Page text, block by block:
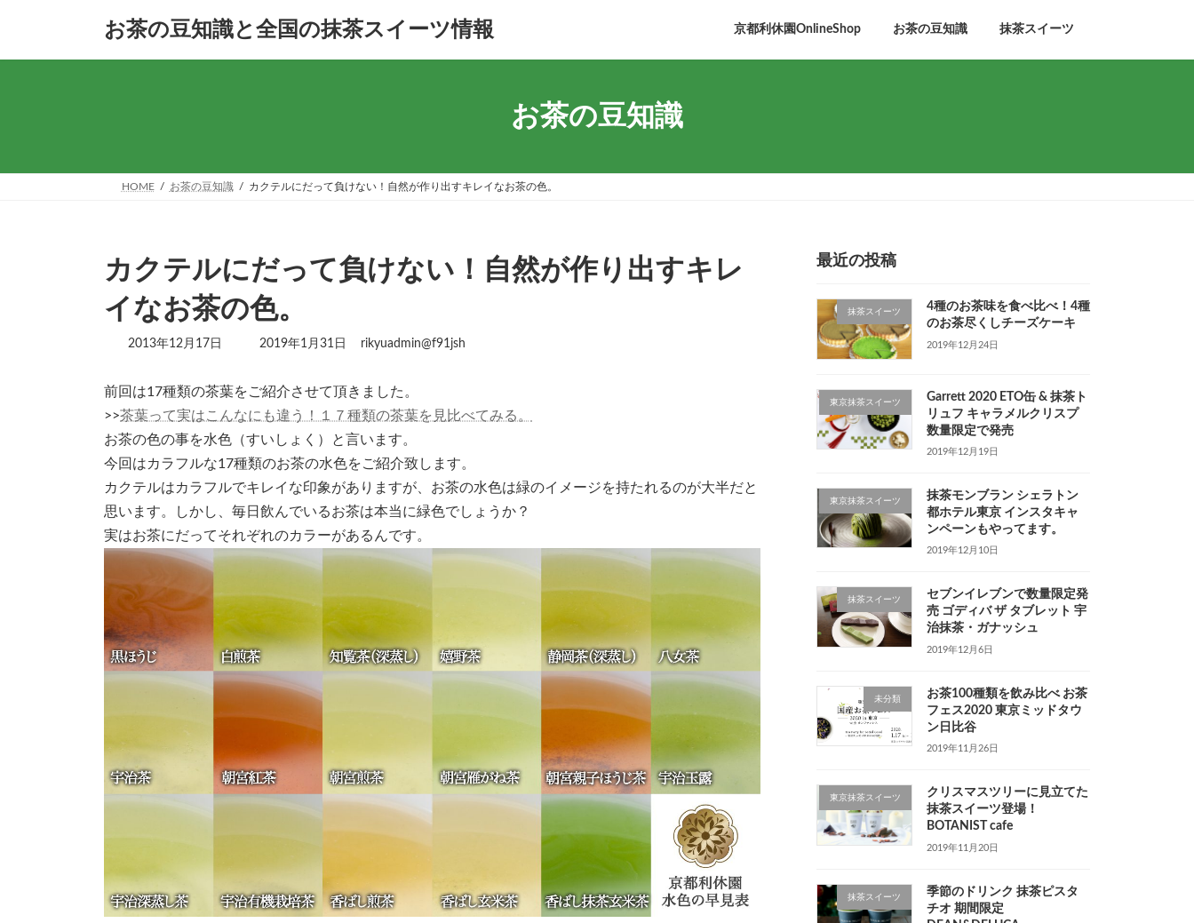
ン
プ
ー
動
お茶の豆知識と全国の抹茶スイーツ情報 京都利休園OnlineShop お茶の豆知識 抹茶スイーツ
お茶の豆知識
HOME お茶の豆知識 カクテルにだって負けない！自然が作り出すキレイなお茶の色。
カクテルにだって負けない！自然が作り出すキレ
イなお茶の色。
2013年12月17日
最
新
時
:
2019年1月31日 rikyuadmin@f91jsh
前回は17種類の茶葉をご紹介させて頂きました。
>>茶葉って実はこんなにも違う！１７種類の茶葉を見比べてみる。
お茶の色の事を水色（すいしょく）と言います。
今回はカラフルな17種類のお茶の水色をご紹介致します。
カクテルはカラフルでキレイな印象がありますが、お茶の水色は緑のイメージを持たれるのが大半だと
思います。しかし、毎日飲んでいるお茶は本当に緑色でしょうか？
実はお茶にだってそれぞれのカラーがあるんです。
最近の投稿
抹茶スイーツ
4種のお茶味を食べ比べ！4種
のお茶尽くしチーズケーキ
2019年12月24日
東京抹茶スイーツ
Garrett 2020 ETO缶 & 抹茶ト
リュフ キャラメルクリスプ
数量限定で発売
2019年12月19日
東京抹茶スイーツ
抹茶モンブラン シェラトン
都ホテル東京 インスタキャ
ンペーンもやってます。
2019年12月10日
抹茶スイーツ
セブンイレブンで数量限定発
売 ゴディバ ザ タブレット 宇
治抹茶・ガナッシュ
2019年12月6日
未分類
お茶100種類を飲み比べ お茶
フェス2020 東京ミッドタウ
ン日比谷
2019年11月26日
東京抹茶スイーツ
クリスマスツリーに見立てた
抹茶スイーツ登場！
BOTANIST cafe
2019年11月20日
抹茶スイーツ
季節のドリンク 抹茶ピスタ
チオ 期間限定